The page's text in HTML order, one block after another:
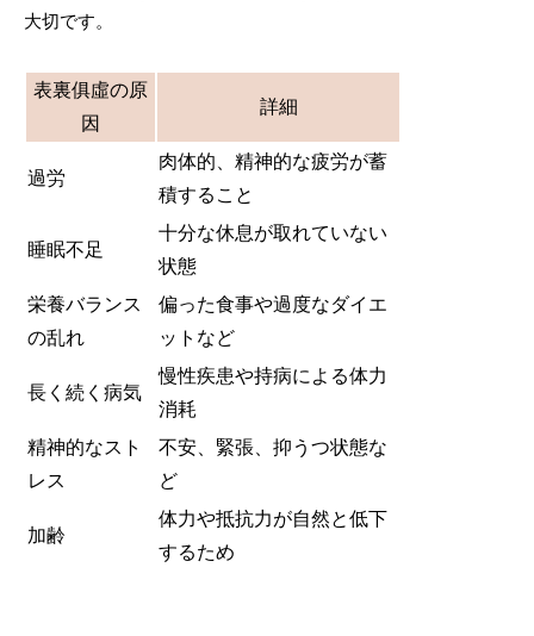
大切です。
表裏俱虛の原
因
詳細
過労
肉体的、精神的な疲労が蓄
積すること
睡眠不足
十分な休息が取れていない
状態
栄養バランス
の乱れ
偏った食事や過度なダイエ
ットなど
長く続く病気
慢性疾患や持病による体力
消耗
精神的なスト
レス
不安、緊張、抑うつ状態な
ど
加齢
体力や抵抗力が自然と低下
するため